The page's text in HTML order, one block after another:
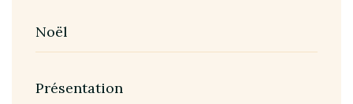
Noël
Présentation